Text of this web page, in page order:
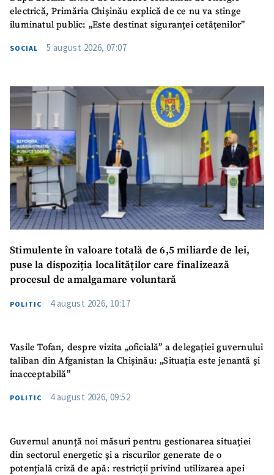
electrică, Primăria Chișinău explică de ce nu va stinge
iluminatul public: „Este destinat siguranței cetățenilor”
SOCIAL 5 august 2026, 07:07
Stimulente în valoare totală de 6,5 miliarde de lei,
puse la dispoziția localităților care finalizează
procesul de amalgamare voluntară
POLITIC 4 august 2026, 10:17
Vasile Tofan, despre vizita „oficială” a delegației guvernului
taliban din Afganistan la Chișinău: „Situația este jenantă și
inacceptabilă”
POLITIC 4 august 2026, 09:52
Guvernul anunță noi măsuri pentru gestionarea situației
din sectorul energetic și a riscurilor generate de o
potențială criză de apă: restricții privind utilizarea apei